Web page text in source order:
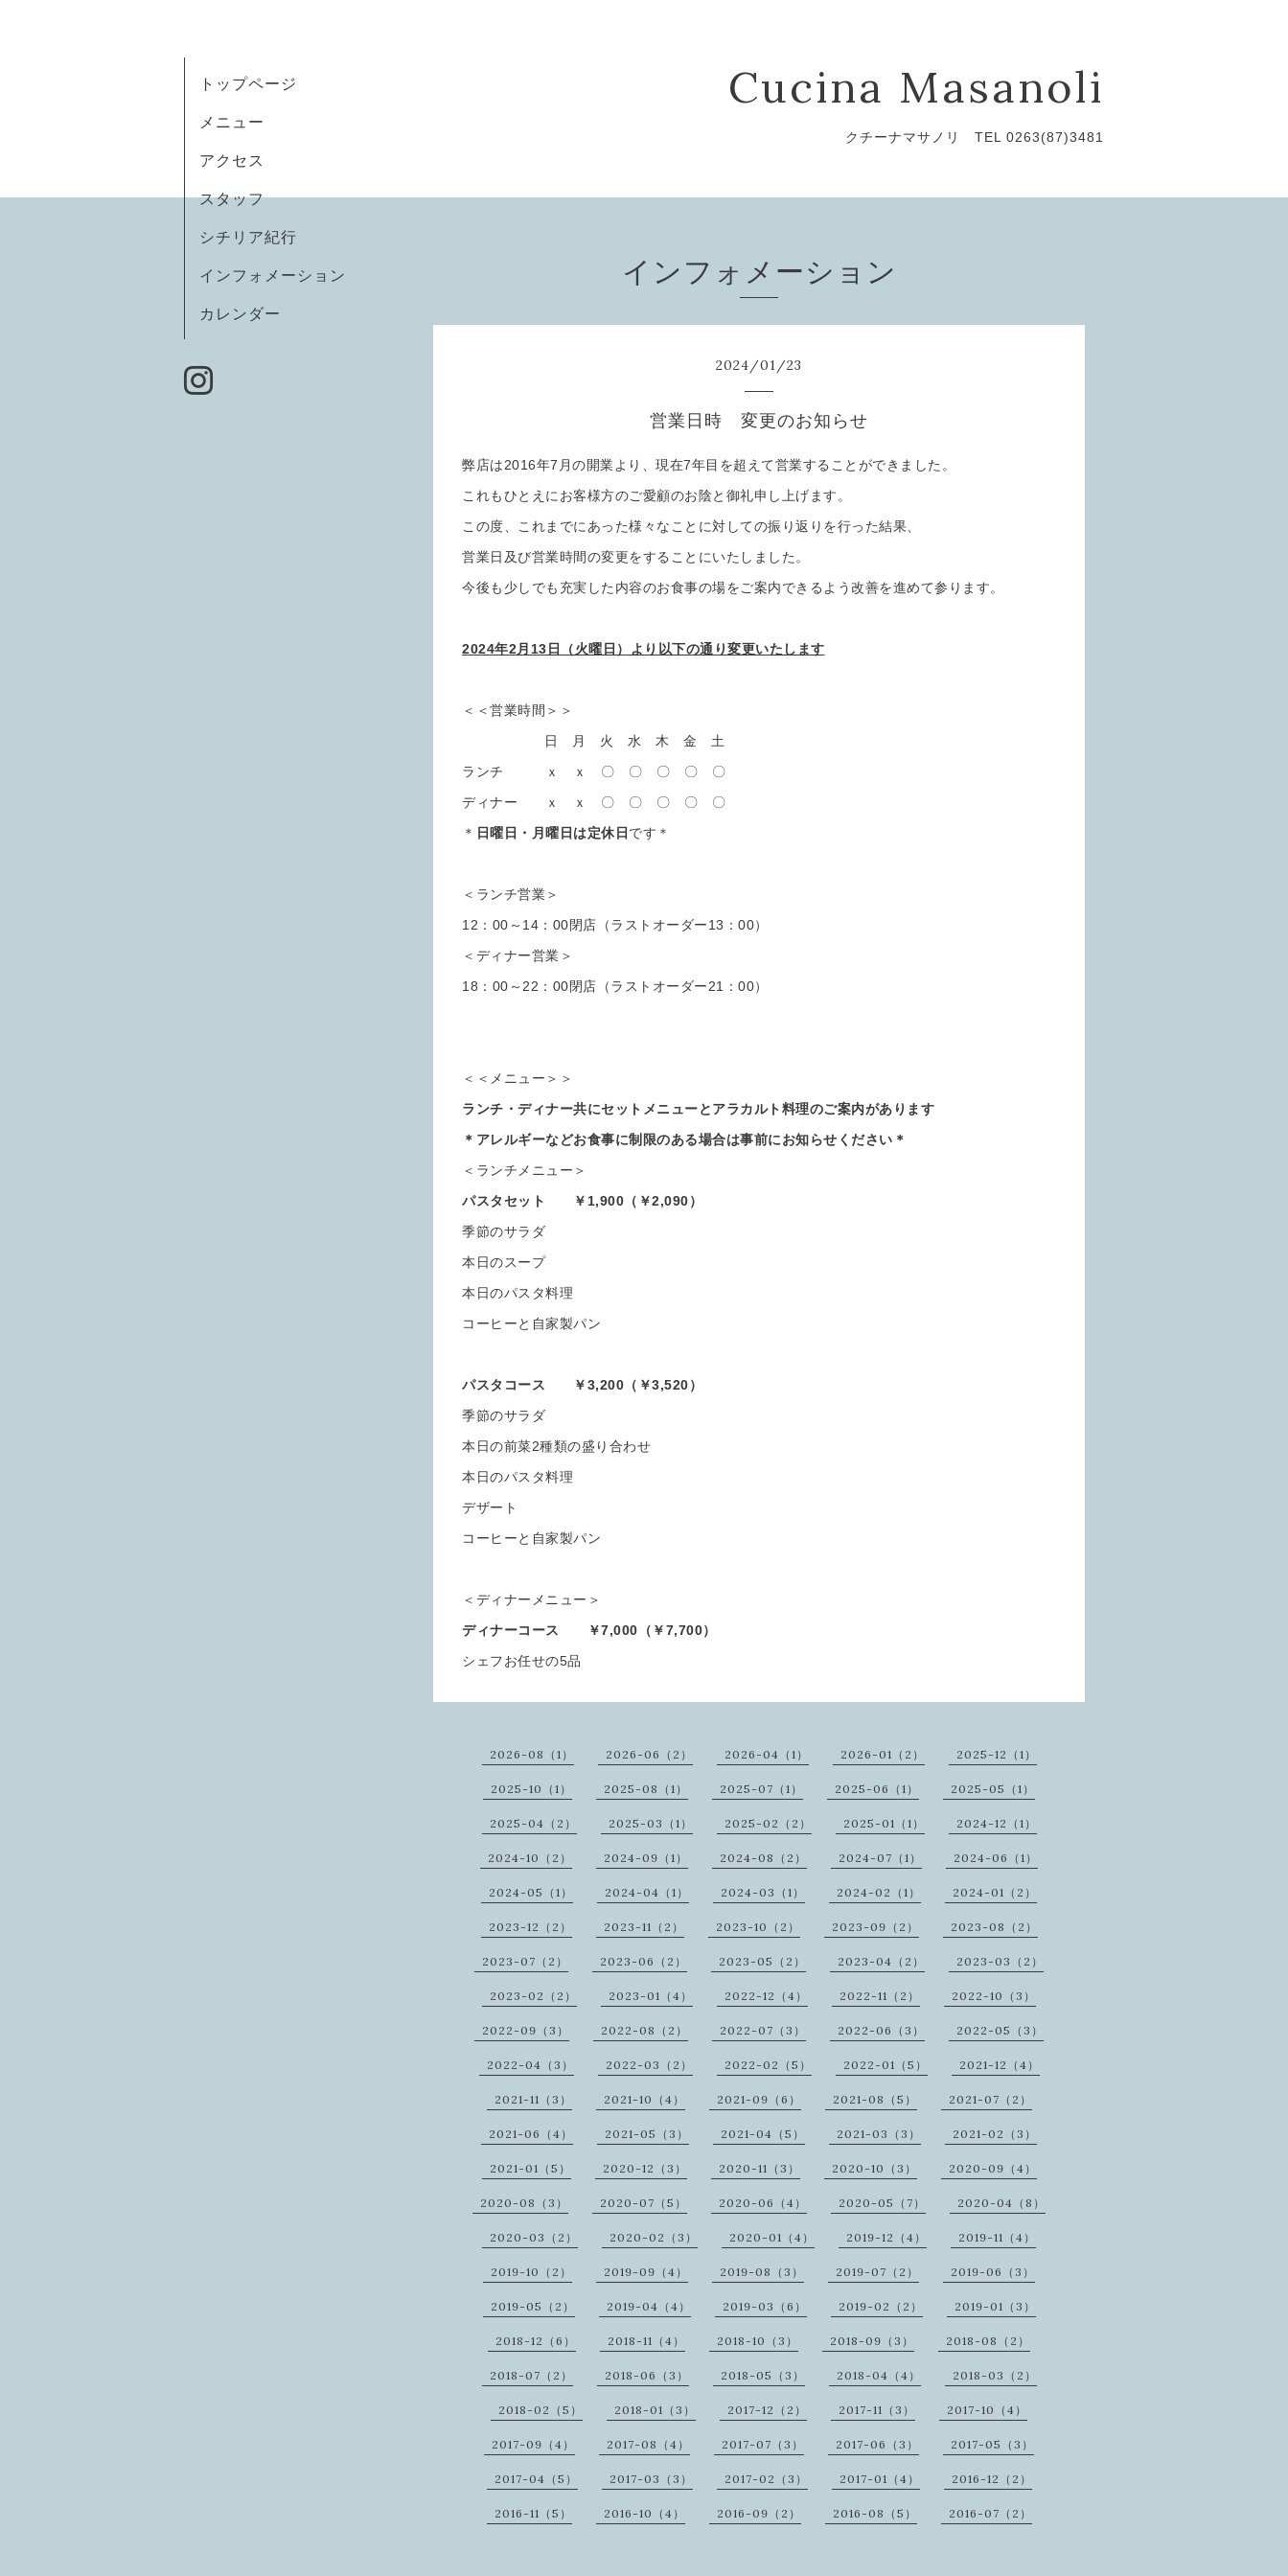
Cucina Masanoli
クチーナマサノリ TEL 0263(87)3481
トップページ
メニュー
アクセス
スタッフ
シチリア紀行
インフォメーション
カレンダー
インフォメーション
2024/01/23
営業日時 変更のお知らせ
弊店は2016年7月の開業より、現在7年目を超えて営業することができました。
これもひとえにお客様方のご愛顧のお陰と御礼申し上げます。
この度、これまでにあった様々なことに対しての振り返りを行った結果、
営業日及び営業時間の変更をすることにいたしました。
今後も少しでも充実した内容のお食事の場をご案内できるよう改善を進めて参ります。
2024年2月13日（火曜日）より以下の通り変更いたします
＜＜営業時間＞＞
日 月 火 水 木 金 土
ランチ ｘ ｘ 〇 〇 〇 〇 〇
ディナー ｘ ｘ 〇 〇 〇 〇 〇
＊ 日曜日・月曜日は定休日 です＊
＜ランチ営業＞
12：00～14：00閉店（ラストオーダー13：00）
＜ディナー営業＞
18：00～22：00閉店（ラストオーダー21：00）
＜＜メニュー＞＞
ランチ・ディナー共にセットメニューとアラカルト料理のご案内があります
＊アレルギーなどお食事に制限のある場合は事前にお知らせください＊
＜ランチメニュー＞
パスタセット ￥1,900（￥2,090）
季節のサラダ
本日のスープ
本日のパスタ料理
コーヒーと自家製パン
パスタコース ￥3,200（￥3,520）
季節のサラダ
本日の前菜2種類の盛り合わせ
本日のパスタ料理
デザート
コーヒーと自家製パン
＜ディナーメニュー＞
ディナーコース ￥7,000（￥7,700）
シェフお任せの5品
2026-08（1） 2026-06（2） 2026-04（1） 2026-01（2） 2025-12（1）
2025-10（1） 2025-08（1） 2025-07（1） 2025-06（1） 2025-05（1）
2025-04（2） 2025-03（1） 2025-02（2） 2025-01（1） 2024-12（1）
2024-10（2） 2024-09（1） 2024-08（2） 2024-07（1） 2024-06（1）
2024-05（1） 2024-04（1） 2024-03（1） 2024-02（1） 2024-01（2）
2023-12（2） 2023-11（2） 2023-10（2） 2023-09（2） 2023-08（2）
2023-07（2） 2023-06（2） 2023-05（2） 2023-04（2） 2023-03（2）
2023-02（2） 2023-01（4） 2022-12（4） 2022-11（2） 2022-10（3）
2022-09（3） 2022-08（2） 2022-07（3） 2022-06（3） 2022-05（3）
2022-04（3） 2022-03（2） 2022-02（5） 2022-01（5） 2021-12（4）
2021-11（3） 2021-10（4） 2021-09（6） 2021-08（5） 2021-07（2）
2021-06（4） 2021-05（3） 2021-04（5） 2021-03（3） 2021-02（3）
2021-01（5） 2020-12（3） 2020-11（3） 2020-10（3） 2020-09（4）
2020-08（3） 2020-07（5） 2020-06（4） 2020-05（7） 2020-04（8）
2020-03（2） 2020-02（3） 2020-01（4） 2019-12（4） 2019-11（4）
2019-10（2） 2019-09（4） 2019-08（3） 2019-07（2） 2019-06（3）
2019-05（2） 2019-04（4） 2019-03（6） 2019-02（2） 2019-01（3）
2018-12（6） 2018-11（4） 2018-10（3） 2018-09（3） 2018-08（2）
2018-07（2） 2018-06（3） 2018-05（3） 2018-04（4） 2018-03（2）
2018-02（5） 2018-01（3） 2017-12（2） 2017-11（3） 2017-10（4）
2017-09（4） 2017-08（4） 2017-07（3） 2017-06（3） 2017-05（3）
2017-04（5） 2017-03（3） 2017-02（3） 2017-01（4） 2016-12（2）
2016-11（5） 2016-10（4） 2016-09（2） 2016-08（5） 2016-07（2）